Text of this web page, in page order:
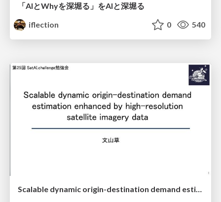
「AIとWhyを深堀る」をAIと深堀る
iflection
0 540
Scalable dynamic origin-destination demand estimation enhanced by high-resolution satellite imagery data